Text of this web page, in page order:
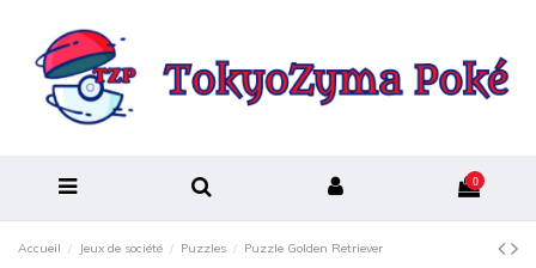
0
Accueil Jeux de société Puzzles Puzzle Golden Retriever